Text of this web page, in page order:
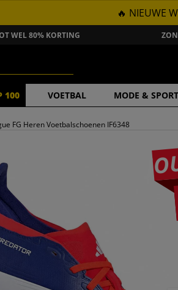
🔥 NIEUWE
WEL 80% KORTING
100 VOETBAL MODE &
FG Heren Voetbalschoenen IF6348